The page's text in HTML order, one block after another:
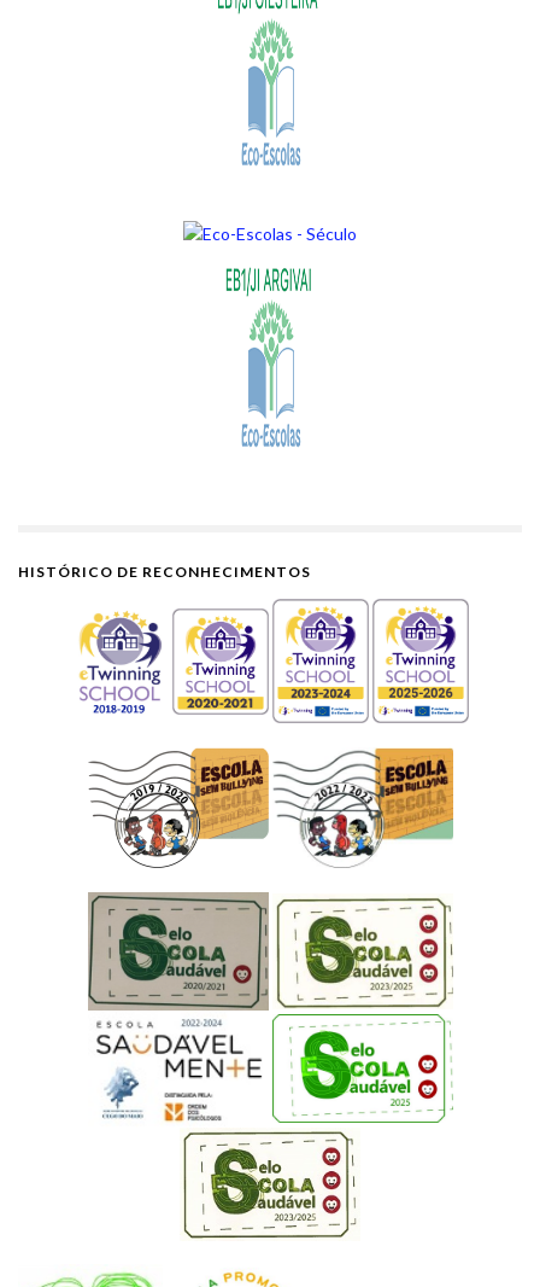
HISTÓRICO DE RECONHECIMENTOS